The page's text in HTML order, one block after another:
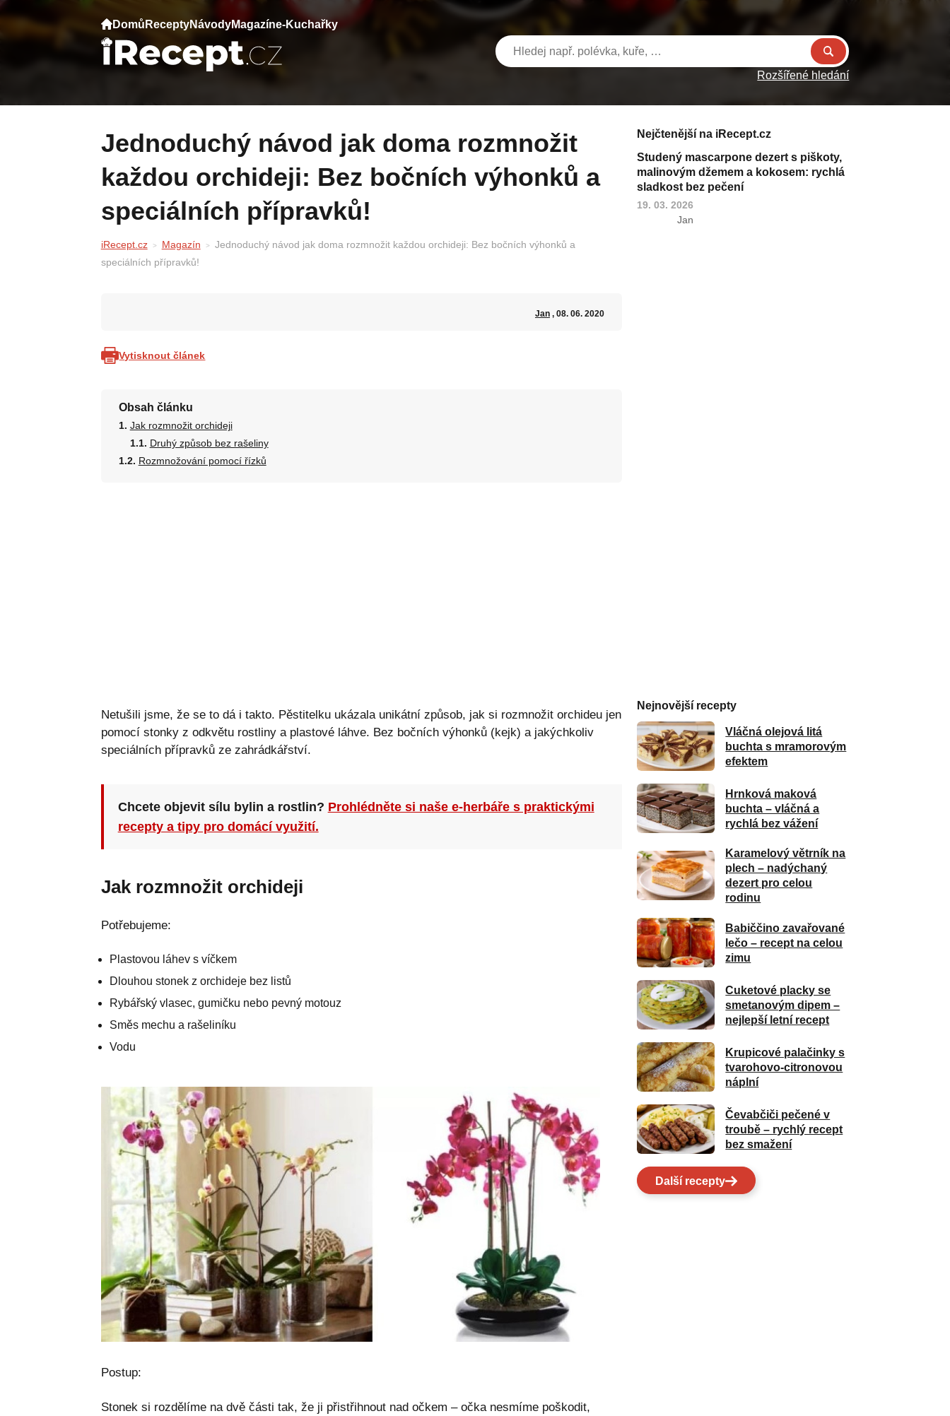
Domů ReceptyNávodyMagazíne-Kuchařky
Rozšířené hledání
Jednoduchý návod jak doma rozmnožit
každou orchideji: Bez bočních výhonků a
speciálních přípravků!
iRecept.cz Magazín
Jednoduchý návod jak doma rozmnožit každou orchideji: Bez bočních výhonků a
speciálních přípravků!
Jan, 08. 06. 2020
Vytisknout článek
Obsah článku
Jak rozmnožit orchideji
Druhý způsob bez rašeliny
Rozmnožování pomocí řízků
Netušili jsme, že se to dá i takto. Pěstitelku ukázala unikátní způsob, jak si rozmnožit orchideu jen
pomocí stonky z odkvětu rostliny a plastové láhve. Bez bočních výhonků (kejk) a jakýchkoliv
speciálních přípravků ze zahrádkářství.
Chcete objevit sílu bylin a rostlin? Prohlédněte si naše e-herbáře s praktickými
recepty a tipy pro domácí využití.
Jak rozmnožit orchideji
Potřebujeme:
Plastovou láhev s víčkem
Dlouhou stonek z orchideje bez listů
Rybářský vlasec, gumičku nebo pevný motouz
Směs mechu a rašeliníku
Vodu
Postup:
Stonek si rozdělíme na dvě části tak, že ji přistřihnout nad očkem – očka nesmíme poškodit,
Nejčtenější na iRecept.cz
Studený mascarpone dezert s piškoty,
malinovým džemem a kokosem: rychlá
sladkost bez pečení
19. 03. 2026
Jan
Nejnovější recepty
Vláčná olejová litá
buchta s mramorovým
efektem
Hrnková maková
buchta – vláčná a
rychlá bez vážení
Karamelový větrník na
plech – nadýchaný
dezert pro celou
rodinu
Babiččino zavařované
lečo – recept na celou
zimu
Cuketové placky se
smetanovým dipem –
nejlepší letní recept
Krupicové palačinky s
tvarohovo-citronovou
náplní
Čevabčiči pečené v
troubě – rychlý recept
bez smažení
Další recepty